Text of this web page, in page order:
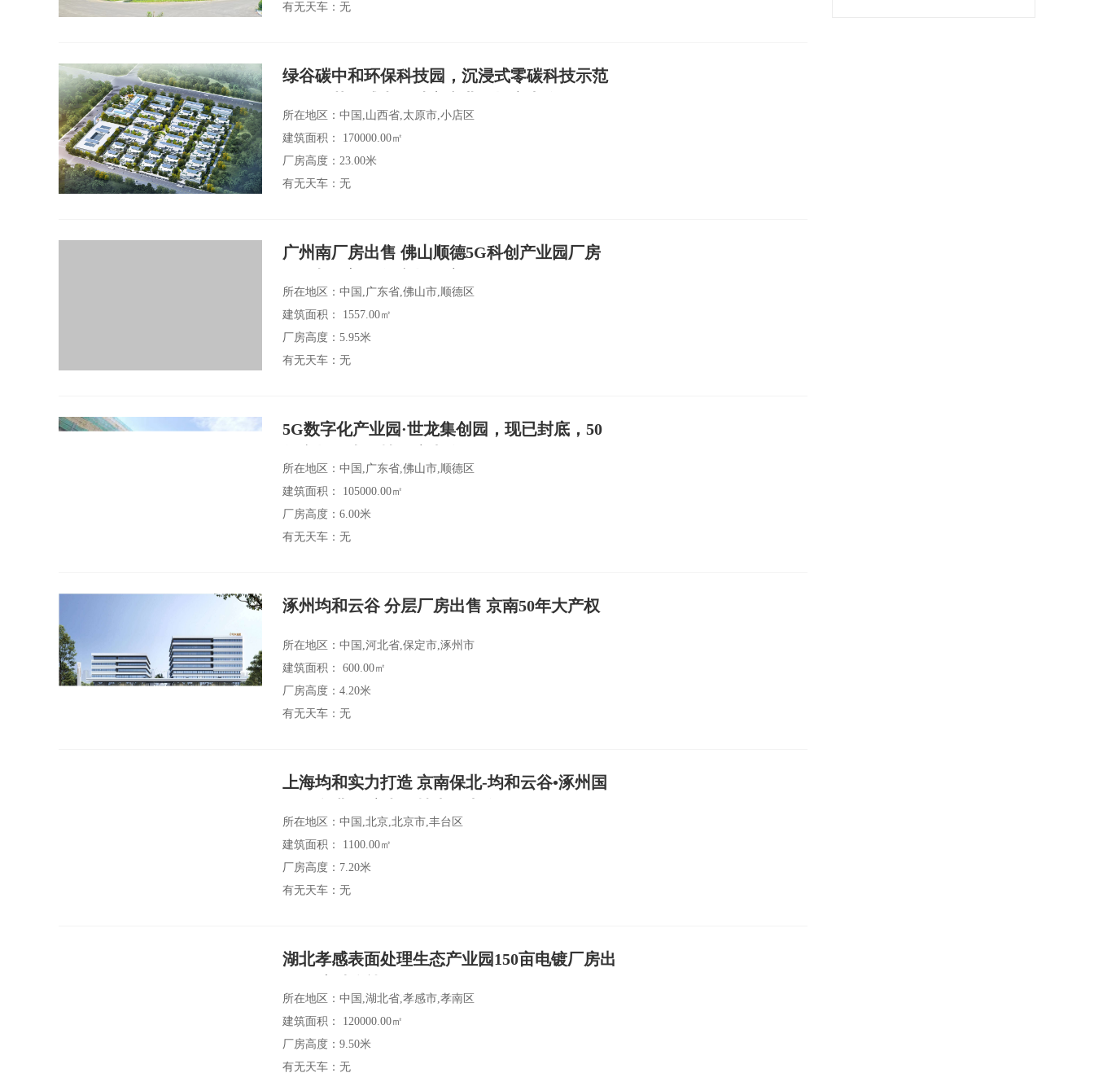
有无天车：无
绿谷碳中和环保科技园，沉浸式零碳科技示范
到12000平方米厂办独栋
所在地区：中国,山西省,太原市,小店区
建筑面积： 170000.00㎡
厂房高度：23.00米
有无天车：无
广州南厂房出售 佛山顺德5G科创产业园厂房
5G数字化产业园·世龙集创园，现已封底，50
年产权红本现楼厂房出售！
所在地区：中国,广东省,佛山市,顺德区
建筑面积： 105000.00㎡
厂房高度：6.00米
有无天车：无
涿州均和云谷 分层厂房出售 京南50年大产权
所在地区：中国,河北省,保定市,涿州市
建筑面积： 600.00㎡
厂房高度：4.20米
有无天车：无
上海均和实力打造 京南保北-均和云谷•涿州国
际信息港 厂房办公楼出租出售
所在地区：中国,北京,北京市,丰台区
建筑面积： 1100.00㎡
厂房高度：7.20米
有无天车：无
湖北孝感表面处理生态产业园150亩电镀厂房出
租 临高速 近机场
所在地区：中国,湖北省,孝感市,孝南区
建筑面积： 120000.00㎡
厂房高度：9.50米
有无天车：无